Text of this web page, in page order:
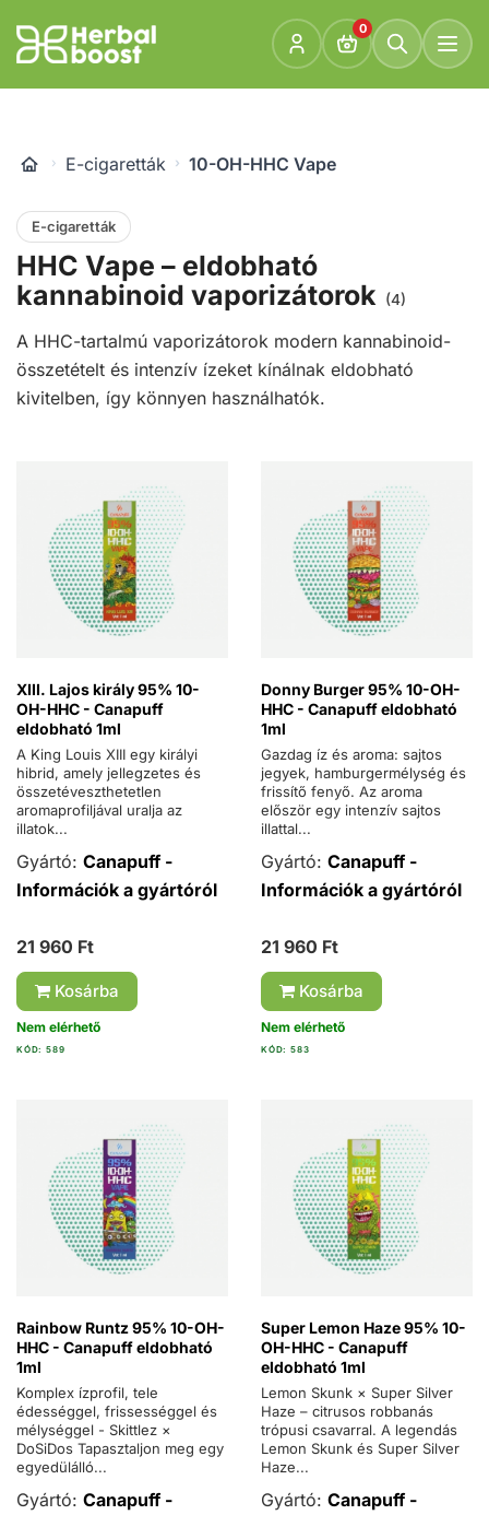
tartalomra
Go
to
0
E-cigaretták 10-OH-HHC Vape
E-cigaretták
HHC Vape – eldobható
kannabinoid vaporizátorok (4)
A HHC-tartalmú vaporizátorok modern kannabinoid-
összetételt és intenzív ízeket kínálnak eldobható
kivitelben, így könnyen használhatók.
KÓD: 589
XIII. Lajos király 95% 10-
OH-HHC - Canapuff
eldobható 1ml
A King Louis XIII egy királyi
hibrid, amely jellegzetes és
összetéveszthetetlen
aromaprofiljával uralja az
illatok...
Gyártó: Canapuff -
Információk a gyártóról
21 960 Ft
Kosárba
Nem elérhető
KÓD: 583
Donny Burger 95% 10-OH-
HHC - Canapuff eldobható
1ml
Gazdag íz és aroma: sajtos
jegyek, hamburgermélység és
frissítő fenyő. Az aroma
először egy intenzív sajtos
illattal...
Gyártó: Canapuff -
Információk a gyártóról
21 960 Ft
Kosárba
Nem elérhető
Rainbow Runtz 95% 10-OH-
HHC - Canapuff eldobható
1ml
Komplex ízprofil, tele
édességgel, frissességgel és
mélységgel - Skittlez ×
DoSiDos Tapasztaljon meg egy
egyedülálló...
Gyártó: Canapuff -
Super Lemon Haze 95% 10-
OH-HHC - Canapuff
eldobható 1ml
Lemon Skunk × Super Silver
Haze – citrusos robbanás
trópusi csavarral. A legendás
Lemon Skunk és Super Silver
Haze...
Gyártó: Canapuff -